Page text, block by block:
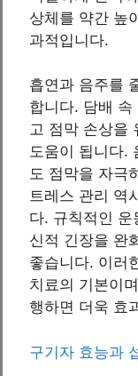
상체를 약간 높
과적입니다.
흡연과 음주를
합니다. 담배 속
고 점막 손상을
도움이 됩니다.
도 점막을 자극
트레스 관리 역
다. 규칙적인
신적 긴장을 완
좋습니다. 이러
치료의 기본이
행하면 더욱 효
구기자 효능과